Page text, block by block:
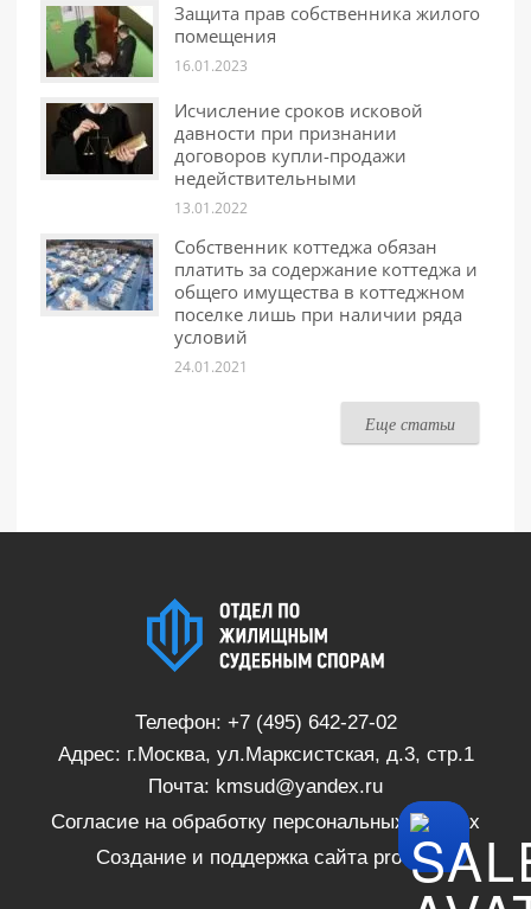
Защита прав собственника жилого
помещения
16.01.2023
Исчисление сроков исковой
давности при признании
договоров купли-продажи
недействительными
13.01.2022
Собственник коттеджа обязан
платить за содержание коттеджа и
общего имущества в коттеджном
поселке лишь при наличии ряда
условий
24.01.2021
Еще статьи
Телефон: +7 (495) 642-27-02
Адрес: г.Москва, ул.Марксистская, д.3, стр.1
Почта: kmsud@yandex.ru
Согласие на обработку персональных данных
Создание и поддержка сайта proSite